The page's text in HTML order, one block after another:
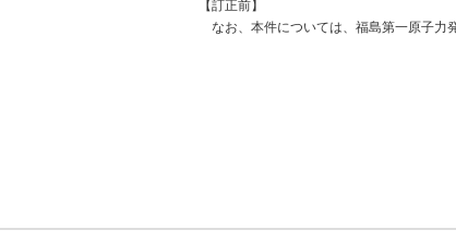
【訂正前】
なお、本件については、福島第一原子力